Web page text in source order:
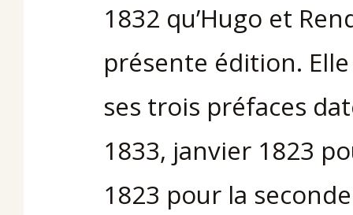
1832 qu’Hugo et
présente édition.
ses trois préfaces
1833, janvier 1823
1823 pour la